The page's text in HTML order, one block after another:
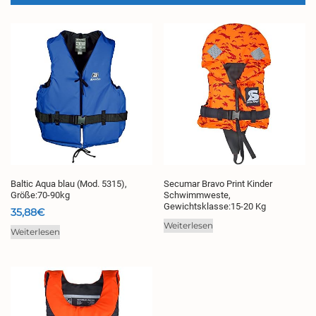
Baltic Aqua blau (Mod. 5315),
Größe:70-90kg
35,88€
Weiterlesen
Secumar Bravo Print Kinder
Schwimmweste,
Gewichtsklasse:15-20 Kg
Weiterlesen